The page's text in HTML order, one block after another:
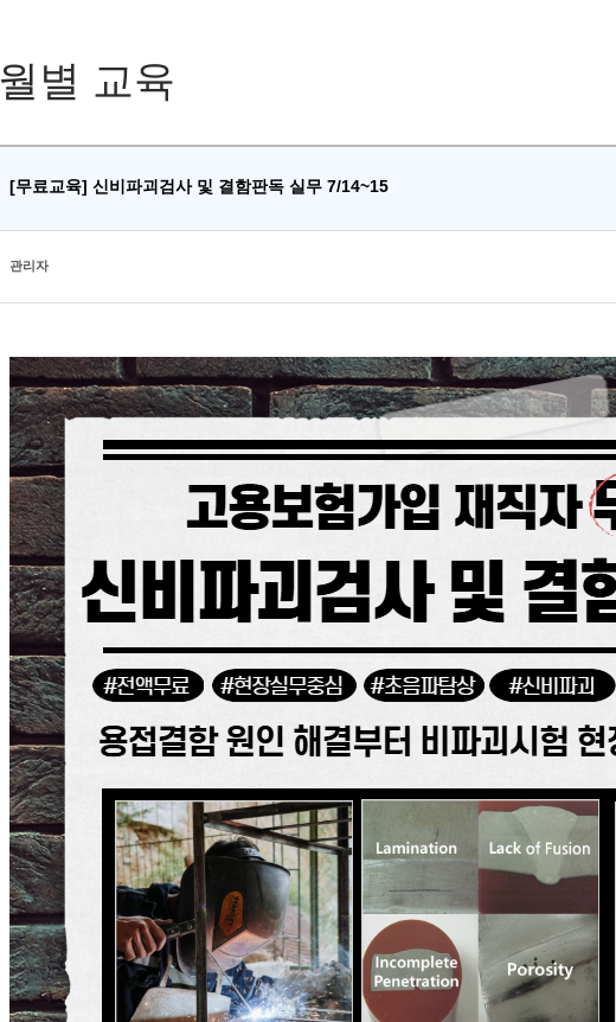
월별 교육
[무료교육] 신비파괴검사 및 결함판독 실무 7/14~15
관리자